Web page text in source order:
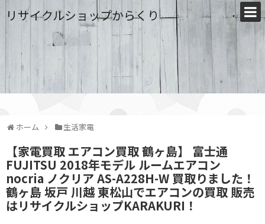
リサイクルショップからくり
ホーム 生活家電
【家電買取 エアコン買取 鶴ヶ島】 富士通
FUJITSU 2018年モデル ルームエアコン
nocria ノクリア AS-A228H-W 買取りました！
鶴ヶ島 坂戸 川越 東松山でエアコンの買取 販売
はリサイクルショップKARAKURI！